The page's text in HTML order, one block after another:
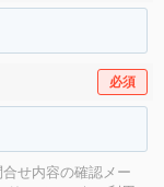
必須
せ内容の確認メー